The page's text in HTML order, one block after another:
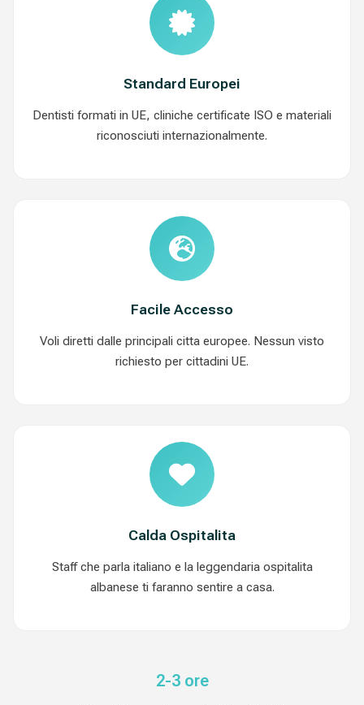
Standard Europei
Dentisti formati in UE, cliniche certificate ISO e materiali
riconosciuti internazionalmente.
Facile Accesso
Voli diretti dalle principali citta europee. Nessun visto
richiesto per cittadini UE.
Calda Ospitalita
Staff che parla italiano e la leggendaria ospitalita
albanese ti faranno sentire a casa.
2-3 ore